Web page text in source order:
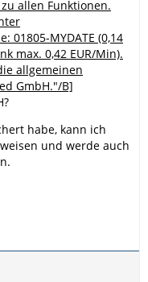
allen Funktionen.
01805-MYDATE (0,14
max. 0,42 EUR/Min).
allgemeinen
GmbH."/B]
habe, kann ich
und werde auch